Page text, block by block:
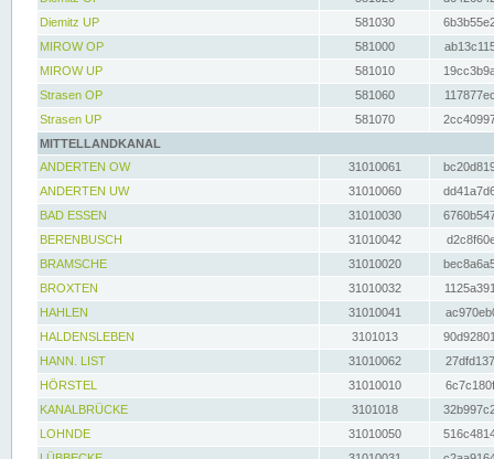
Diemitz UP
581030
MIROW OP
581000
MIROW UP
581010
Strasen OP
581060
Strasen UP
581070
MITTELLANDKANAL
ANDERTEN OW
31010061
ANDERTEN UW
31010060
BAD ESSEN
31010030
BERENBUSCH
31010042
BRAMSCHE
31010020
BROXTEN
31010032
HAHLEN
31010041
HALDENSLEBEN
3101013
HANN. LIST
31010062
HÖRSTEL
31010010
KANALBRÜCKE
3101018
LOHNDE
31010050